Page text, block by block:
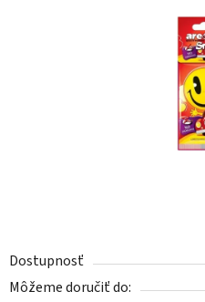
Dostupnosť
Môžeme doručiť do: